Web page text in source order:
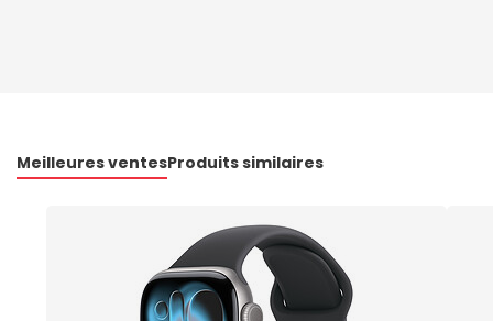
Meilleures ventesProduits similaires